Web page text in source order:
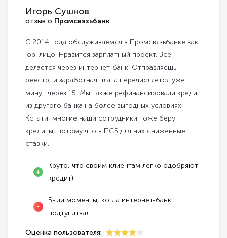
Игорь Сушнов
отзыв о Промсвязьбанк
С 2014 года обслуживаемся в Промсвязьбанке как
юр. лицо. Нравится зарплатный проект. Всё
делается через интернет-банк. Отправляешь
реестр, и заработная плата перечисляется уже
минут через 15. Мы также рефинансировали кредит
из другого банка на более выгодных условиях.
Кстати, многие наши сотрудники тоже берут
кредиты, потому что в ПСБ для них сниженные
ставки.
Круто, что своим клиентам легко одобряют
кредит)
Были моменты, когда интернет-банк
подтуплтвал.
Оценка пользователя: